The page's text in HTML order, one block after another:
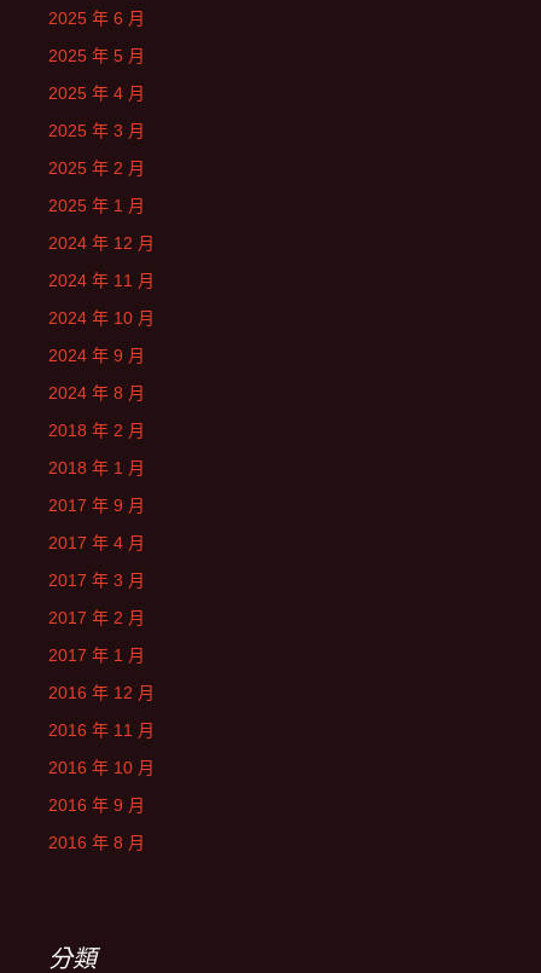
2025 年 6 月
2025 年 5 月
2025 年 4 月
2025 年 3 月
2025 年 2 月
2025 年 1 月
2024 年 12 月
2024 年 11 月
2024 年 10 月
2024 年 9 月
2024 年 8 月
2018 年 2 月
2018 年 1 月
2017 年 9 月
2017 年 4 月
2017 年 3 月
2017 年 2 月
2017 年 1 月
2016 年 12 月
2016 年 11 月
2016 年 10 月
2016 年 9 月
2016 年 8 月
分類